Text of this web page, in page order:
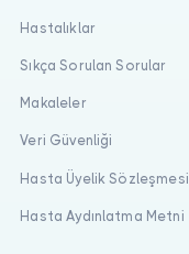
Hastalıklar
Sıkça Sorulan Sorular
Makaleler
Veri Güvenliği
Hasta Üyelik Sözleşmesi
Hasta Aydınlatma Metni